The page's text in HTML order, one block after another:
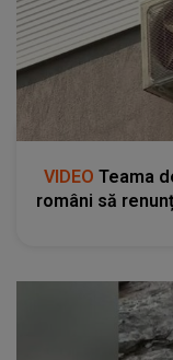
VIDEO Teama
români să